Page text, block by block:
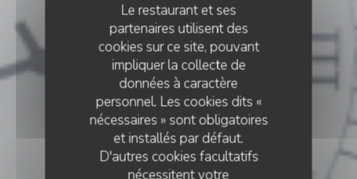
Le restaurant et ses
partenaires utilisent des
cookies sur ce site, pouvant
impliquer la collecte de
données à caractère
personnel. Les cookies dits «
nécessaires » sont obligatoires
et installés par défaut.
D'autres cookies facultatifs
nécessitent votre